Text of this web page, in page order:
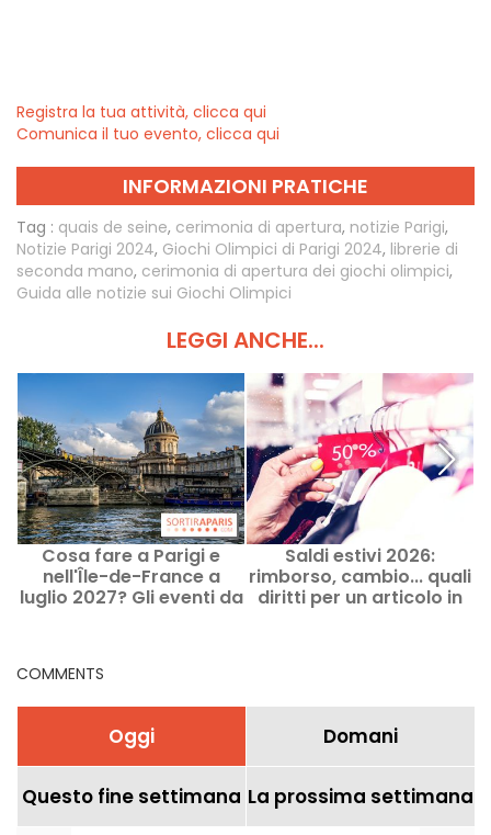
Registra la tua attività, clicca qui
Comunica il tuo evento, clicca qui
INFORMAZIONI PRATICHE
Tag : quais de seine, cerimonia di apertura, notizie Parigi,
Notizie Parigi 2024, Giochi Olimpici di Parigi 2024, librerie di
seconda mano, cerimonia di apertura dei giochi olimpici,
Guida alle notizie sui Giochi Olimpici
LEGGI ANCHE...
Cosa fare a Parigi e
nell'Île-de-France a
luglio 2027? Gli eventi da
Saldi estivi 2026:
rimborso, cambio... quali
diritti per un articolo in
COMMENTS
Oggi Domani
Questo fine settimana La prossima settimana